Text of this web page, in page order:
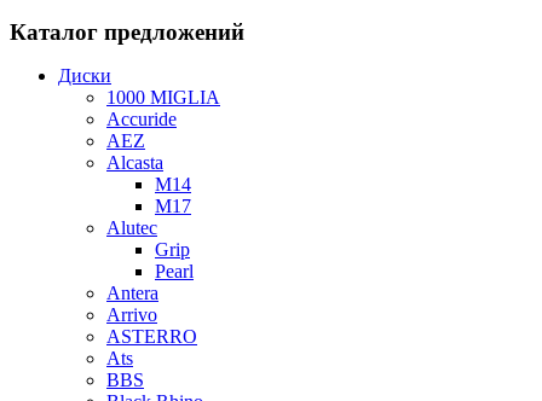
Каталог предложений
Диски
1000 MIGLIA
Accuride
AEZ
Alcasta
M14
M17
Alutec
Grip
Pearl
Antera
Arrivo
ASTERRO
Ats
BBS